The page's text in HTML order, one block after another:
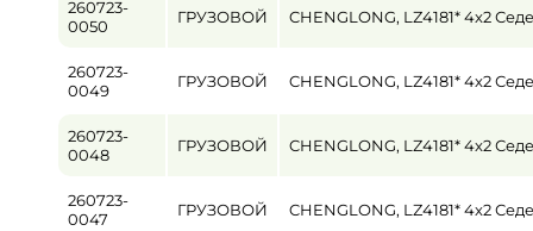
от
Цена
от
260723-
0050
ГРУЗОВОЙ CHENGLONG, LZ4181* 4x2
260723-
0049
ГРУЗОВОЙ CHENGLONG, LZ4181* 4x2
260723-
0048
ГРУЗОВОЙ CHENGLONG, LZ4181* 4x2
260723-
0047
ГРУЗОВОЙ CHENGLONG, LZ4181* 4x2